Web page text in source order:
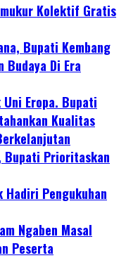
Kolektif Gratis
Bupati Kembang
Budaya Di Era
Eropa. Bupati
Kualitas
Bupati Prioritaskan
Hadiri Pengukuhan
Ngaben Masal
Peserta